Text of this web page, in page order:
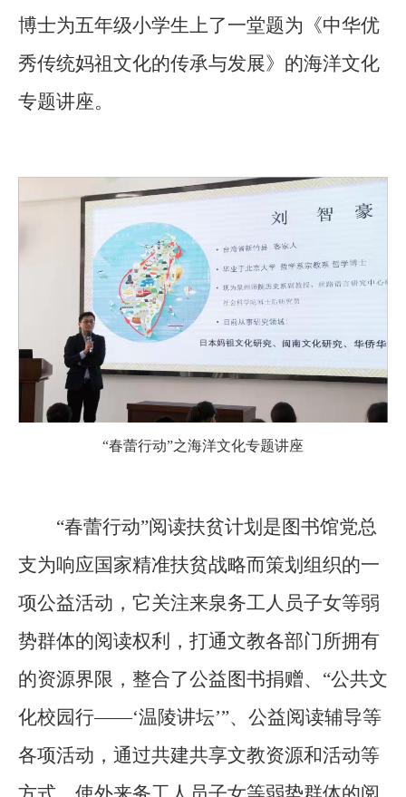
博士为五年级小学生上了一堂题为《中华优
秀传统妈祖文化的传承与发展》的海洋文化
专题讲座。
“春蕾行动”之海洋文化专题讲座
“春蕾行动”阅读扶贫计划是图书馆党总
支为响应国家精准扶贫战略而策划组织的一
项公益活动，它关注来泉务工人员子女等弱
势群体的阅读权利，打通文教各部门所拥有
的资源界限，整合了公益图书捐赠、“公共文
化校园行——‘温陵讲坛’”、公益阅读辅导等
各项活动，通过共建共享文教资源和活动等